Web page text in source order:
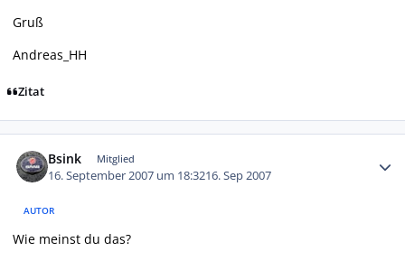
Gruß
Andreas_HH
Zitat
Bsink Mitglied
16. September 2007 um 18:3216. Sep 2007
AUTOR
Wie meinst du das?